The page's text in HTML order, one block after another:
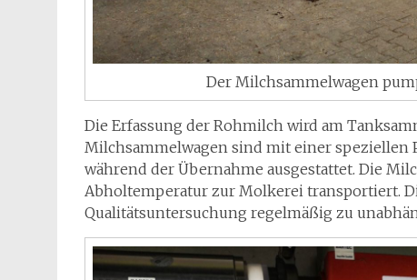
Der Milchsammelwagen
Die Erfassung der Rohmilch wird am
Milchsammelwagen sind mit einer
während der Übernahme ausgestattet. Die
Abholtemperatur zur Molkerei transportiert.
Qualitätsuntersuchung regelmäßig zu